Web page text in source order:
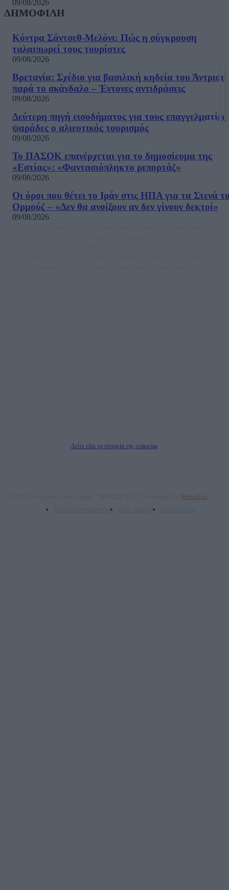
09/08/2026
ΔΗΜΟΦΙΛΗ
Κόντρα Σάντσεθ-Μελόνι: Πώς η σύγκρουση
ταλαιπωρεί τους τουρίστες
09/08/2026
Βρετανία: Σχέδιο για βασιλική κηδεία του Άντριου
παρά το σκάνδαλο – Έντονες αντιδράσεις
09/08/2026
Δεύτερη πηγή εισοδήματος για τους επαγγελματίες
ψαράδες ο αλιευτικός τουρισμός
09/08/2026
Το ΠΑΣΟΚ επανέρχεται για το δημοσίευμα της
«Εστίας»: «Φαντασιόπληκτο ρεπορτάζ»
09/08/2026
Οι όροι που θέτει το Ιράν στις ΗΠΑ για τα Στενά
Ορμούζ – «Δεν θα ανοίξουν αν δεν γίνουν δεκτοί»
09/08/2026
Δείτε εδώ τα στοιχεία της εταιρείας
Webalists